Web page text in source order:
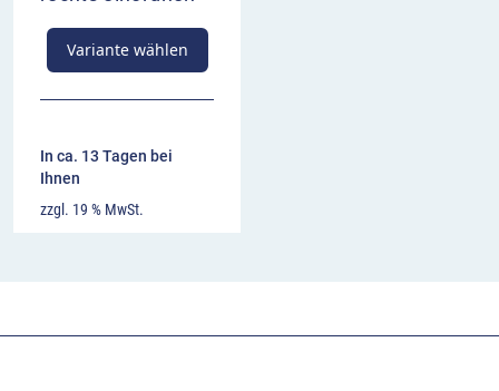
Variante wählen
In ca. 13 Tagen bei
Ihnen
zzgl. 19 % MwSt.